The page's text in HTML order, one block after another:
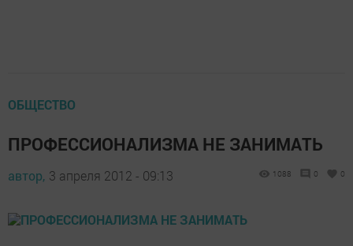
ОБЩЕСТВО
ПРОФЕССИОНАЛИЗМА НЕ ЗАНИМАТЬ
автор, 3 апреля 2012 - 09:13 1088 0 0